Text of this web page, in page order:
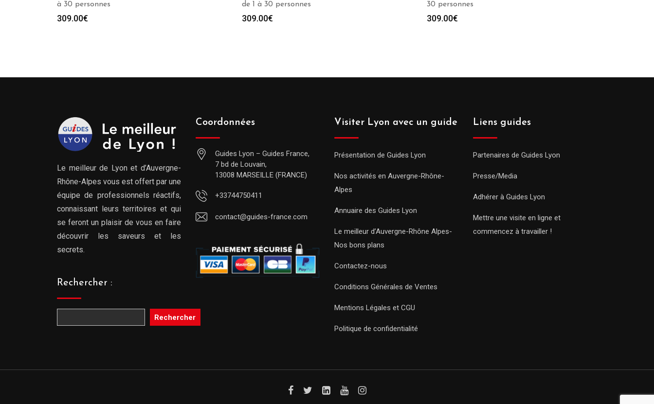
à 30 personnes
309.00€
de 1 à 30 personnes
309.00€
30 personnes
309.00€
Le meilleur de Lyon et d’Auvergne-
Rhône-Alpes vous est offert par une
équipe de professionnels réactifs,
connaissant leurs territoires et qui
se feront un plaisir de vous en faire
découvrir les saveurs et les
secrets.
Rechercher :
Rechercher
Coordonnées
Guides Lyon – Guides France,
7 bd de Louvain,
13008 MARSEILLE (FRANCE)
+33744750411
contact@guides-france.com
Visiter Lyon avec un guide
Présentation de Guides Lyon
Nos activités en Auvergne-Rhône-
Alpes
Annuaire des Guides Lyon
Le meilleur d’Auvergne-Rhône Alpes-
Nos bons plans
Contactez-nous
Conditions Générales de Ventes
Mentions Légales et CGU
Politique de confidentialité
Liens guides
Partenaires de Guides Lyon
Presse/Media
Adhérer à Guides Lyon
Mettre une visite en ligne et
commencez à travailler !